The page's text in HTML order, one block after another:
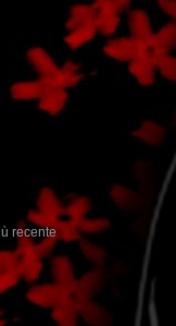
recente